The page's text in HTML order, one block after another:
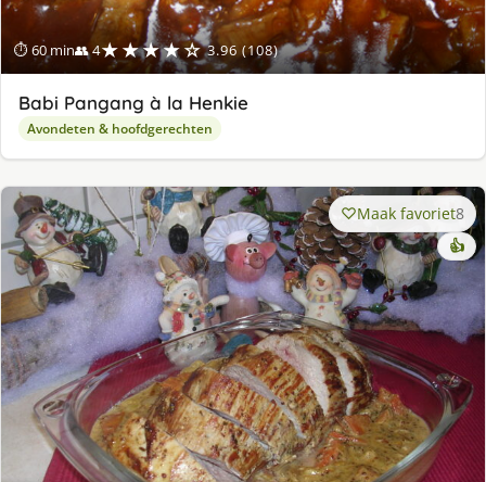
⏱ 60 min👥 4★★★★☆ 3.96 (108)
Babi Pangang à la Henkie
Avondeten & hoofdgerechten
Maak favoriet8
👍